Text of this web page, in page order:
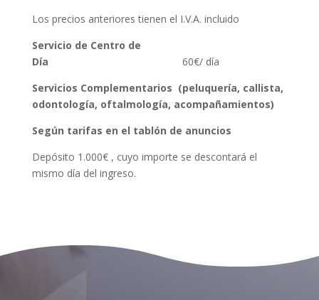
Los precios anteriores tienen el I.V.A. incluido
Servicio de Centro de
Día 60€/ día
Servicios Complementarios (peluquería, callista,
odontología, oftalmología, acompañamientos)
Según tarifas en el tablón de anuncios
Depósito 1.000€ , cuyo importe se descontará el
mismo día del ingreso.